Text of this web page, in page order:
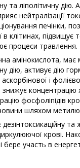
та ліполітичну дію.
нейтралізації
печінки,
в клітинах, підвищує
процеси травлення.
амінокислота, має
дію, активує дію
і
знижує концентрацію
фосфоліпідів
шляхом
та
крові.
бере участь в